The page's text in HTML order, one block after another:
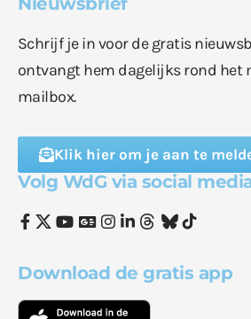
Schrijf je in voor de gratis
ontvangt hem dagelijks rond het
mailbox.
Klik hier om je aan te
Volg WdG via social
Download de gratis app